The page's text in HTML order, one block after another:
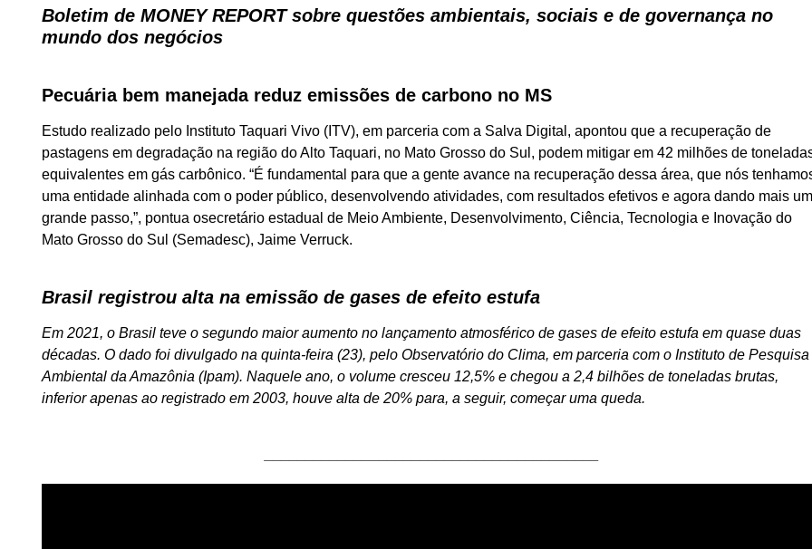
Boletim de MONEY REPORT sobre questões ambientais, sociais e de governança no
mundo dos negócios
Pecuária bem manejada reduz emissões de carbono no MS
Estudo realizado pelo Instituto Taquari Vivo (ITV), em parceria com a Salva Digital, apontou que a recuperação de
pastagens em degradação na região do Alto Taquari, no Mato Grosso do Sul, podem mitigar em 42 milhões de
equivalentes em gás carbônico. “É fundamental para que a gente avance na recuperação dessa área, que nós
uma entidade alinhada com o poder público, desenvolvendo atividades, com resultados efetivos e agora dando mais um
grande passo,”, pontua osecretário estadual de Meio Ambiente, Desenvolvimento, Ciência, Tecnologia e Inovação do
Mato Grosso do Sul (Semadesc), Jaime Verruck.
Brasil registrou alta na emissão de gases de efeito estufa
Em 2021, o Brasil teve o segundo maior aumento no lançamento atmosférico de gases de efeito estufa em quase duas
décadas. O dado foi divulgado na quinta-feira (23), pelo Observatório do Clima, em parceria com o Instituto de Pesquisa
Ambiental da Amazônia (Ipam). Naquele ano, o volume cresceu 12,5% e chegou a 2,4 bilhões de toneladas brutas,
inferior apenas ao registrado em 2003, houve alta de 20% para, a seguir, começar uma queda.